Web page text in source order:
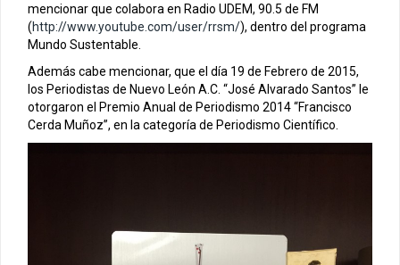
mencionar que colabora en Radio UDEM, 90.5 de FM
(http://www.youtube.com/user/rrsm/), dentro del programa
Mundo Sustentable.
Además cabe mencionar, que el día 19 de Febrero de 2015,
los Periodistas de Nuevo León A.C. “José Alvarado Santos” le
otorgaron el Premio Anual de Periodismo 2014 “Francisco
Cerda Muñoz”, en la categoría de Periodismo Científico.